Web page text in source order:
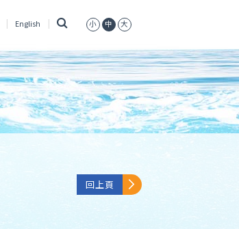
English 小 中 大
回上頁